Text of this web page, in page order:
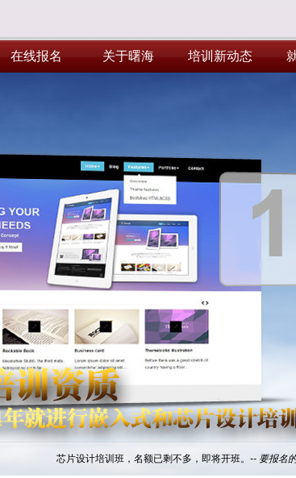
在线报名 关于曙海 培训新动态
芯片设计培训班，名额已剩不多，即将开班。
DSP2000电机控制培训马上开课了！
Labview培训班，马上开课了。 -- 请抓紧
Matlab培训班马上开课了。-- 请抓紧报
芯片设计培训班，名额已剩不多，即将开班。 -- 要报名